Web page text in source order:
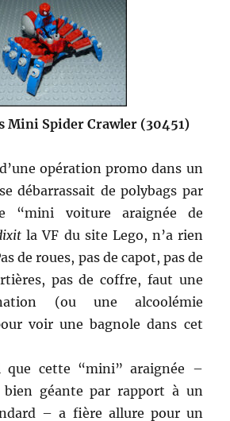
Mini Spider Crawler (30451)
opération promo dans un
débarrassait de polybags par
“mini voiture araignée de
la VF du site Lego, n’a rien
de roues, pas de capot, pas de
pas de coffre, faut une
(ou une alcoolémie
voir une bagnole dans cet
que cette “mini” araignée –
géante par rapport à un
– a fière allure pour un